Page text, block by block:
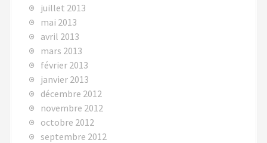
juillet 2013
mai 2013
avril 2013
mars 2013
février 2013
janvier 2013
décembre 2012
novembre 2012
octobre 2012
septembre 2012